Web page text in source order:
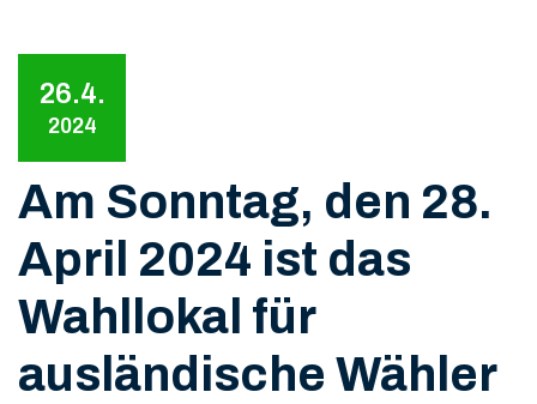
26.4.
2024
Am Sonntag, den 28.
April 2024 ist das
Wahllokal für
ausländische Wähler